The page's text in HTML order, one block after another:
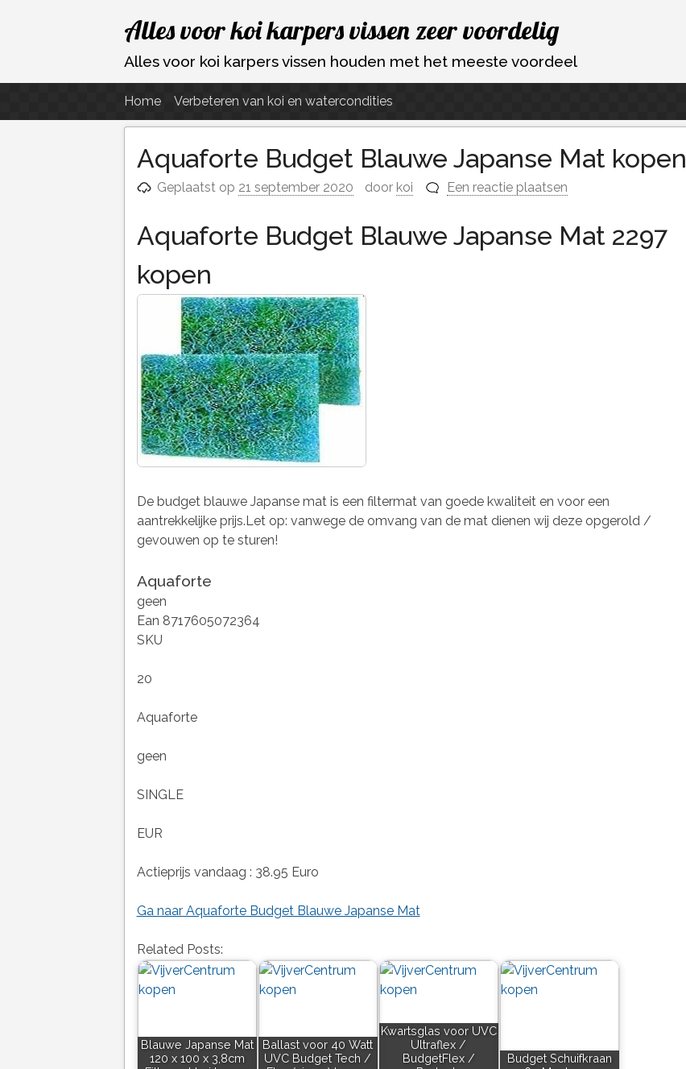
Ga
naar
de
Alles voor koi karpers vissen zeer voordelig
Alles voor koi karpers vissen houden met het meeste voordeel
Home Verbeteren van koi en watercondities
Aquaforte Budget Blauwe Japanse Mat kopen
Geplaatst op 21 september 2020 door koi Een reactie plaatsen
Aquaforte Budget Blauwe Japanse Mat 2297
kopen
De budget blauwe Japanse mat is een filtermat van goede kwaliteit en voor een
aantrekkelijke prijs.Let op: vanwege de omvang van de mat dienen wij deze opgerold /
gevouwen op te sturen!
Aquaforte
geen
Ean 8717605072364
SKU
20
Aquaforte
geen
SINGLE
EUR
Actieprijs vandaag : 38.95 Euro
Ga naar Aquaforte Budget Blauwe Japanse Mat
Related Posts:
Blauwe Japanse Mat
120 x 100 x 3,8cm
Ballast voor 40 Watt
UVC Budget Tech /
Kwartsglas voor UVC
Ultraflex /
BudgetFlex /
Budget Schuifkraan